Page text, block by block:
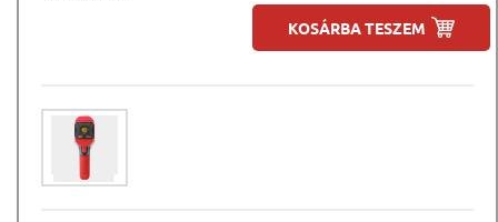
KOSÁRBA TESZEM